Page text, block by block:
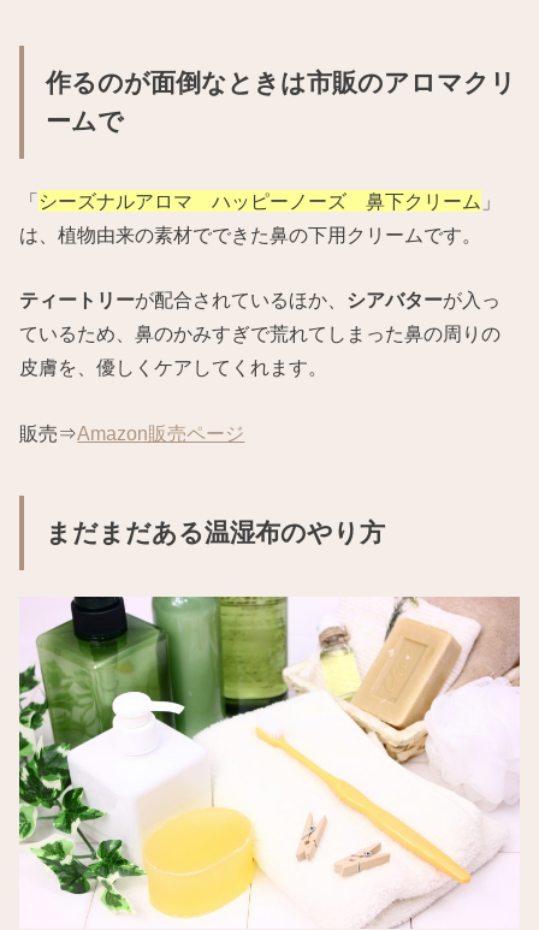
作るのが面倒なときは市販のアロマクリ
ームで
「シーズナルアロマ ハッピーノーズ 鼻下クリーム 」
は、植物由来の素材でできた鼻の下用クリームです。
ティートリーが配合されているほか、 シアバターが入っ
ているため、鼻のかみすぎで荒れてしまった鼻の周りの
皮膚を、優しくケアしてくれます。
販売⇒Amazon販売ページ
まだまだある温湿布のやり方